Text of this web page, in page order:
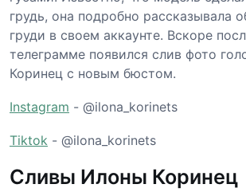
грудь, она подробно рассказывала
груди в своем аккаунте. Вскоре
телеграмме появился слив фото
Коринец с новым бюстом.
Instagram - @ilona_korinets
Tiktok - @ilona_korinets
Сливы Илоны Коринец